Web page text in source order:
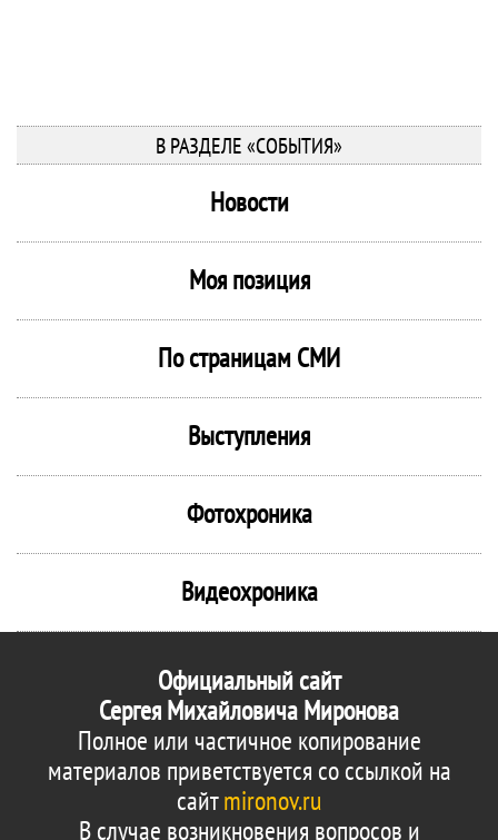
В РАЗДЕЛЕ «СОБЫТИЯ»
Новости
Моя позиция
По страницам СМИ
Выступления
Фотохроника
Видеохроника
Официальный сайт
Сергея Михайловича Миронова
Полное или частичное копирование
материалов приветствуется со ссылкой на
сайтmironov.ru
В случае возникновения вопросов и